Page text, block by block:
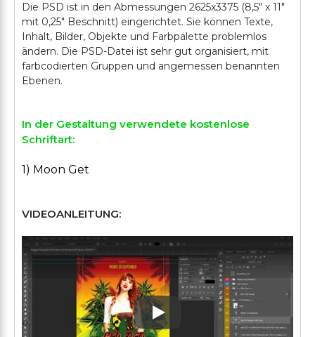
Die PSD ist in den Abmessungen 2625x3375 (8,5" x 11"
mit 0,25" Beschnitt) eingerichtet. Sie können Texte,
Inhalt, Bilder, Objekte und Farbpalette problemlos
ändern. Die PSD-Datei ist sehr gut organisiert, mit
farbcodierten Gruppen und angemessen benannten
In der Gestaltung verwendete kostenlose
Schriftart:
1) Moon Get
VIDEOANLEITUNG:
Play: Keynote (Google I/O